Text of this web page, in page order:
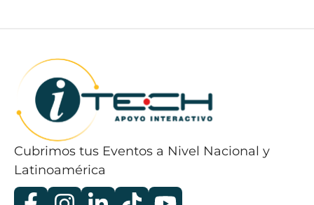
Cubrimos tus Eventos a Nivel Nacional y
Latinoamérica